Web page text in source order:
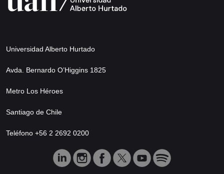
Universidad Alberto Hurtado
Avda. Bernardo O’Higgins 1825
Metro Los Héroes
Santiago de Chile
Teléfono +56 2 2692 0200